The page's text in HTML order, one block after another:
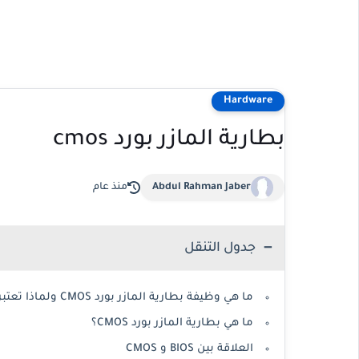
Hardware
بطارية المازر بورد cmos
Abdul Rahman Jaber منذ عام
جدول التنقل
ما هي وظيفة بطارية المازر بورد CMOS ولماذا تعتبر جزء أساسي في الكمبيوتر؟
ما هي بطارية المازر بورد CMOS؟
العلاقة بين BIOS و CMOS